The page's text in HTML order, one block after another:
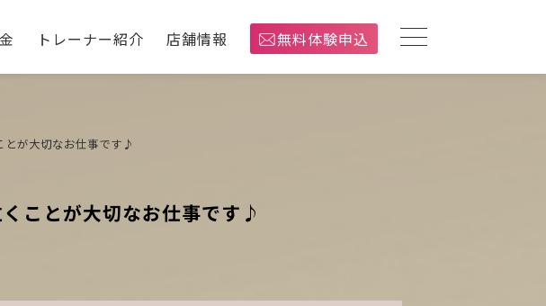
トレーナー紹介 店舗情報 無料体験申込
とが大切なお仕事です♪
ことが大切なお仕事です♪